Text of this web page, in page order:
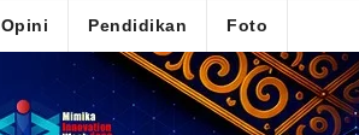
Opini Pendidikan Foto